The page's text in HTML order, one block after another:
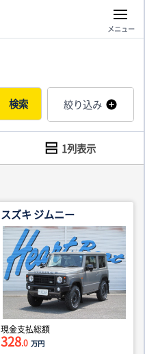
メニュー
検索 絞り込み
1列表示
スズキ ジムニー
現金支払総額
328.0 万円